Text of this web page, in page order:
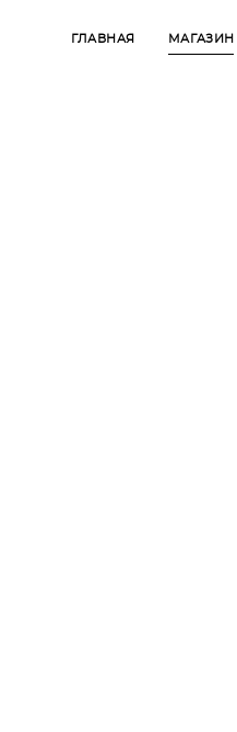
ГЛАВНАЯ МАГАЗИН
ГЛАВНАЯ МАГАЗИН